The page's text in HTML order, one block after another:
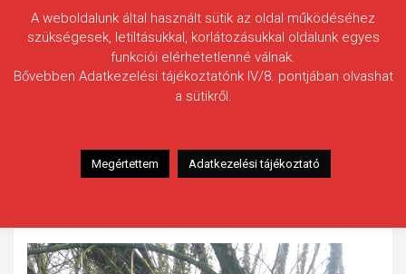
Litauszki Tibor
Halfaj: Csuka
Fogott hal adatai: 9 kg
A weboldalunk által használt sütik az oldal működéséhez
szükségesek, letiltásukkal, korlátozásukkal oldalunk egyes
funkciói elérhetetlenné válnak.
Bővebben Adatkezelési tájékoztatónk IV/8. pontjában olvashat
a sütikről.
Megértettem Adatkezelési tájékoztató